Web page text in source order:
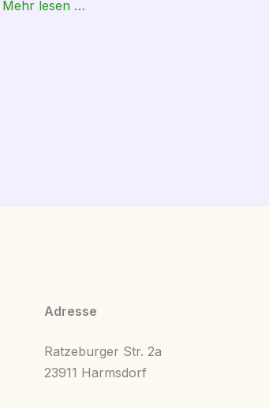
Mehr lesen …
Adresse
Ratzeburger Str. 2a
23911 Harmsdorf